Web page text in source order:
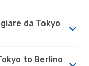
da Tokyo
to Berlino